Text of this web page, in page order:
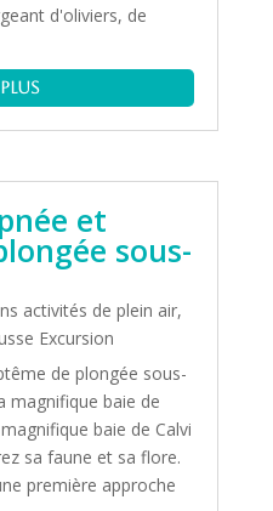
d'oliviers, de
et
sous-
activités de plein air,
Excursion
de plongée sous-
magnifique baie de
baie de Calvi
sa faune et sa flore.
première approche